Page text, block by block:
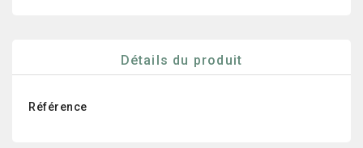
Détails du produit
Référence